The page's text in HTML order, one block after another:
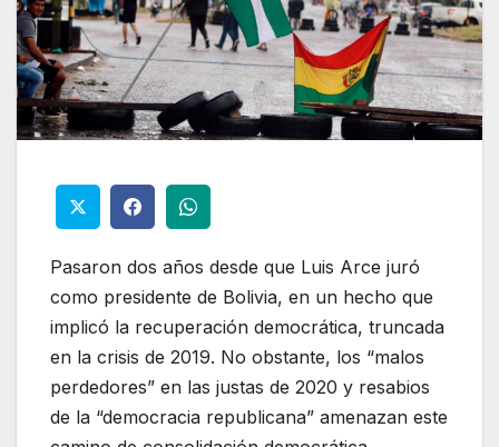
Pasaron dos años desde que Luis Arce juró
como presidente de Bolivia, en un hecho que
implicó la recuperación democrática, truncada
en la crisis de 2019. No obstante, los “malos
perdedores” en las justas de 2020 y resabios
de la “democracia republicana” amenazan este